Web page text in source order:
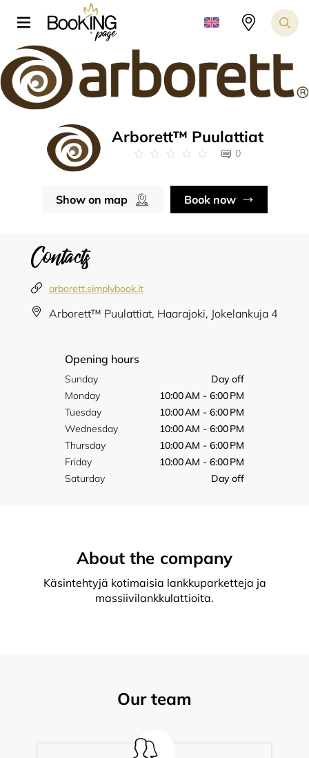
Arborett™ Puulattiat
0
Show on map Book now
Contacts
arborett.simplybook.it
Arborett™ Puulattiat, Haarajoki, Jokelankuja 4
Opening hours
Sunday
Day off
Monday
10:00 AM - 6:00 PM
Tuesday
10:00 AM - 6:00 PM
Wednesday
10:00 AM - 6:00 PM
Thursday
10:00 AM - 6:00 PM
Friday
10:00 AM - 6:00 PM
Saturday
Day off
About the company
Käsintehtyjä kotimaisia lankkuparketteja ja
massiivilankkulattioita.
Our team